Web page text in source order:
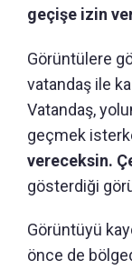
geçişe izin
Görüntülere
vatandaş ile
Vatandaş,
geçmek
vereceksin.
gösterdiği
Görüntüyü
önce de